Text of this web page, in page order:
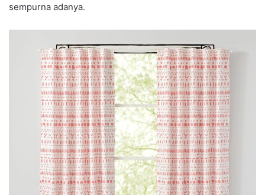
sempurna adanya.